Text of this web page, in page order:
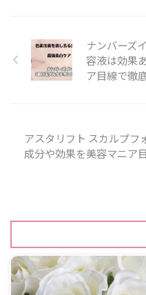
ナンバーズ
容液は効果
ア目線で徹
アスタリフト スカルプフ
成分や効果を美容マニア